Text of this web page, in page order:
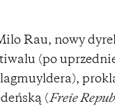
Rau, nowy
(po
(Freie